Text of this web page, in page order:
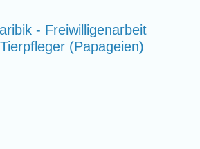
- Freiwilligenarbeit
(Papageien)